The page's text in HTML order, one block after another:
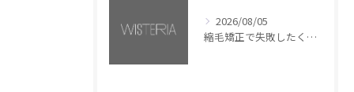
2026/08/05
縮毛矯正で失敗したくない方へ【銀座・美容室WISTERIA】